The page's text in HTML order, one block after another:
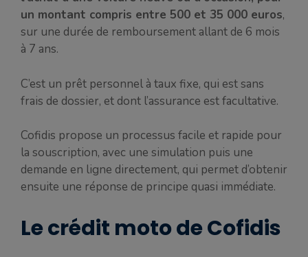
un montant compris entre 500 et 35 000 euros,
sur une durée de remboursement allant de 6 mois
à 7 ans.
C’est un prêt personnel à taux fixe, qui est sans
frais de dossier, et dont l’assurance est facultative.
Cofidis propose un processus facile et rapide pour
la souscription, avec une simulation puis une
demande en ligne directement, qui permet d’obtenir
ensuite une réponse de principe quasi immédiate.
Le crédit moto de Cofidis